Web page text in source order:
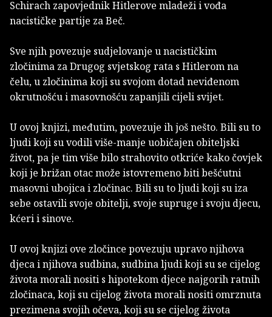
Schirach zapovjednik Hitlerove mladeži i vođa
nacističke partije za Beč.
Sve njih povezuje sudjelovanje u nacističkim
zločinima za Drugog svjetskog rata s Hitlerom na
čelu, u zločinima koji su svojom dotad neviđenom
okrutnošću i masovnošću zapanjili cijeli svijet.
U ovoj knjizi, međutim, povezuje ih još nešto. Bili su to
ljudi koji su vodili više-manje uobičajen obiteljski
život, pa je tim više bilo strahovito otkriće kako čovjek
koji je brižan otac može istovremeno biti bešćutni
masovni ubojica i zločinac. Bili su to ljudi koji su iza
sebe ostavili svoje obitelji, svoje supruge i svoju djecu,
kćeri i sinove.
U ovoj knjizi ove zločince povezuju upravo njihova
djeca i njihova sudbina, sudbina ljudi koji su se cijelog
života morali nositi s hipotekom djece najgorih ratnih
zločinaca, koji su cijelog života morali nositi omrznuta
prezimena svojih očeva, koji su se cijelog života